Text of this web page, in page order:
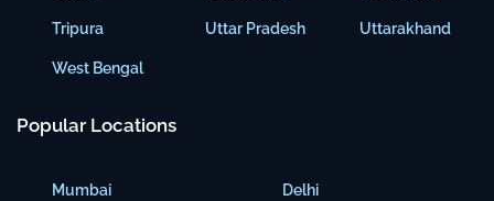
Tripura
West Bengal
Uttar Pradesh Uttarakhand
Popular Locations
Mumbai Delhi